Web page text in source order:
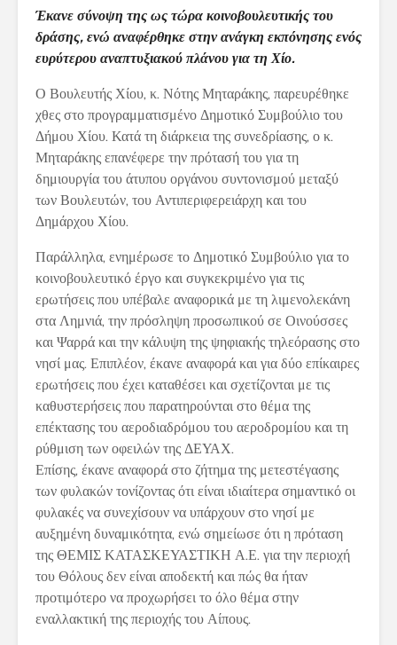
Έκανε σύνοψη της ως τώρα κοινοβουλευτικής του
δράσης, ενώ αναφέρθηκε στην ανάγκη εκπόνησης ενός
ευρύτερου αναπτυξιακού πλάνου για τη Χίο.
Ο Βουλευτής Χίου, κ. Νότης Μηταράκης, παρευρέθηκε
χθες στο προγραμματισμένο Δημοτικό Συμβούλιο του
Δήμου Χίου. Κατά τη διάρκεια της συνεδρίασης, ο κ.
Μηταράκης επανέφερε την πρότασή του για τη
δημιουργία του άτυπου οργάνου συντονισμού μεταξύ
των Βουλευτών, του Αντιπεριφερειάρχη και του
Δημάρχου Χίου.
Παράλληλα, ενημέρωσε το Δημοτικό Συμβούλιο για το
κοινοβουλευτικό έργο και συγκεκριμένο για τις
ερωτήσεις που υπέβαλε αναφορικά με τη λιμενολεκάνη
στα Λημνιά, την πρόσληψη προσωπικού σε Οινούσσες
και Ψαρρά και την κάλυψη της ψηφιακής τηλεόρασης στο
νησί μας. Επιπλέον, έκανε αναφορά και για δύο επίκαιρες
ερωτήσεις που έχει καταθέσει και σχετίζονται με τις
καθυστερήσεις που παρατηρούνται στο θέμα της
επέκτασης του αεροδιαδρόμου του αεροδρομίου και τη
ρύθμιση των οφειλών της ΔΕΥΑΧ.
Επίσης, έκανε αναφορά στο ζήτημα της μετεστέγασης
των φυλακών τονίζοντας ότι είναι ιδιαίτερα σημαντικό οι
φυλακές να συνεχίσουν να υπάρχουν στο νησί με
αυξημένη δυναμικότητα, ενώ σημείωσε ότι η πρόταση
της ΘΕΜΙΣ ΚΑΤΑΣΚΕΥΑΣΤΙΚΗ Α.Ε. για την περιοχή
του Θόλους δεν είναι αποδεκτή και πώς θα ήταν
προτιμότερο να προχωρήσει το όλο θέμα στην
εναλλακτική της περιοχής του Αίπους.